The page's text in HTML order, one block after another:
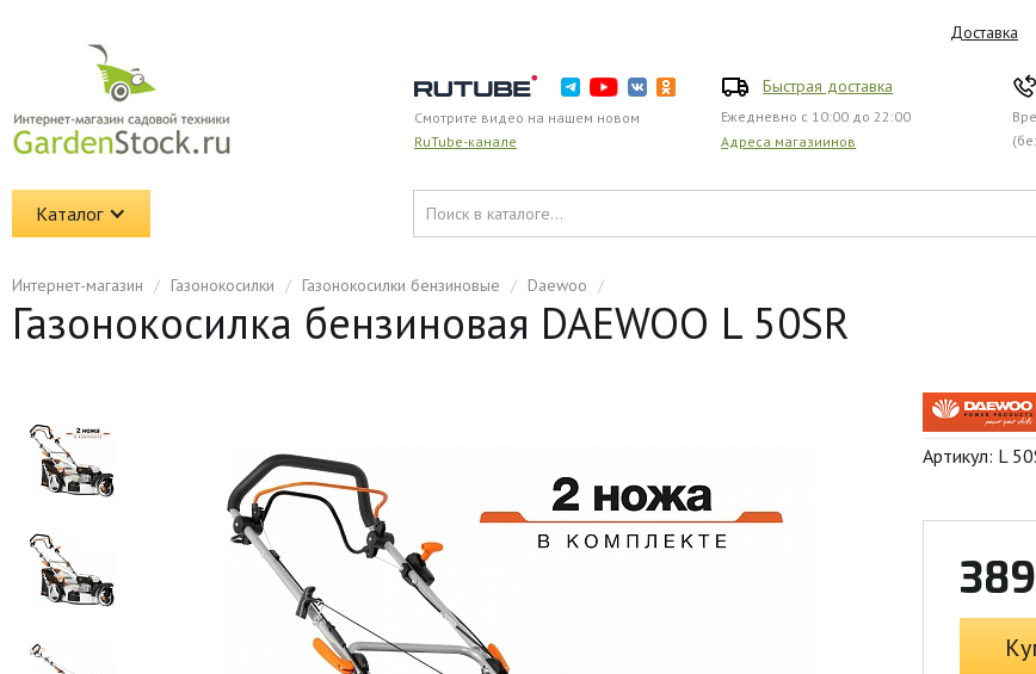
Доставка
Смотрите видео на нашем новом
RuTube-канале
Быстрая доставка
Ежедневно с 10:00 до 22:00
Адреса магазиинов
Каталог
Интернет-магазин / Газонокосилки / Газонокосилки бензиновые / Daewoo /
Газонокосилка бензиновая DAEWOO L 50SR
Артикул: L